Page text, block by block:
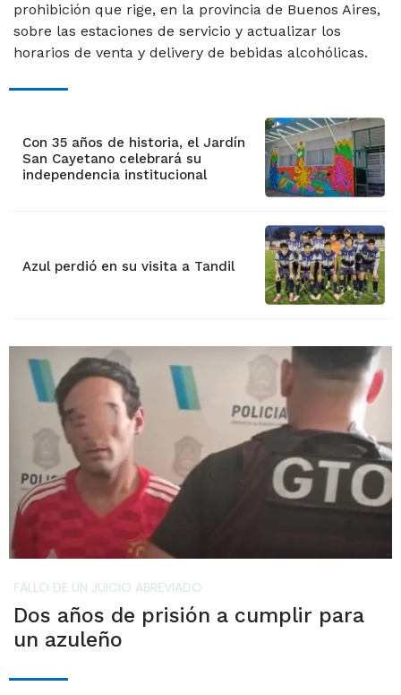
prohibición que rige, en la provincia de Buenos Aires,
sobre las estaciones de servicio y actualizar los
horarios de venta y delivery de bebidas alcohólicas.
Con 35 años de historia, el Jardín
San Cayetano celebrará su
independencia institucional
Azul perdió en su visita a Tandil
FALLO DE UN JUICIO ABREVIADO
Dos años de prisión a cumplir para
un azuleño